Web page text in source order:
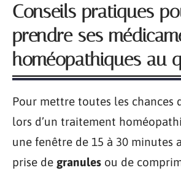
Conseils pratiques
prendre ses
homéopathiques au
Pour mettre toutes les chances
lors d’un traitement
une fenêtre de 15 à 30 minutes
prise de granules ou de